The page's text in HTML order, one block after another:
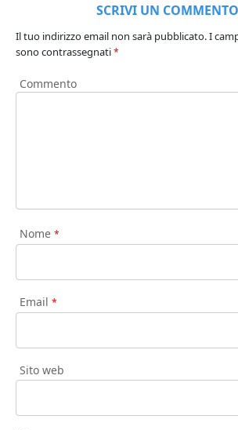
SCRIVI UN COMMENTO
Il tuo indirizzo email non sarà pubblicato.I
sono contrassegnati*
Commento
Nome *
Email *
Sito web